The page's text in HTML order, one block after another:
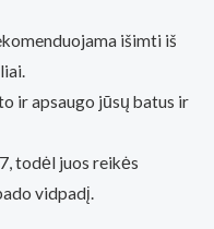
išimti iš
ir apsaugo jūsų batus ir
todėl juos reikės
vidpadį.